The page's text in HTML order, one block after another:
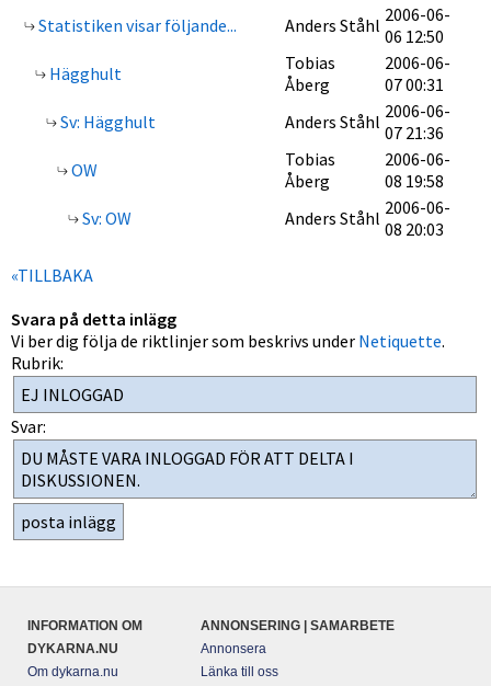
Statistiken visar följande...
Anders Ståhl 2006-06-
06 12:50
Hägghult
Tobias
Åberg
2006-06-
07 00:31
Sv: Hägghult
Anders Ståhl 2006-06-
07 21:36
OW
Tobias
Åberg
2006-06-
08 19:58
Sv: OW
Anders Ståhl 2006-06-
08 20:03
«TILLBAKA
Svara på detta inlägg
Vi ber dig följa de riktlinjer som beskrivs under Netiquette.
Rubrik:
Svar:
INFORMATION OM
DYKARNA.NU
Om dykarna.nu
ANNONSERING | SAMARBETE
Annonsera
Länka till oss